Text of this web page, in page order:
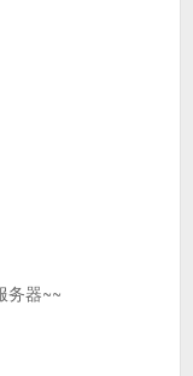
务器~~